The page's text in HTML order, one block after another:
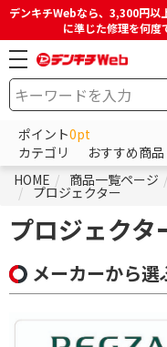
デンキチWebなら、3,300円以
に準じた修理を何度
ポイント0pt
カテゴリ
おすすめ商品
HOME
商品一覧ページ
プロジェクター
プロジェク
メーカーから選